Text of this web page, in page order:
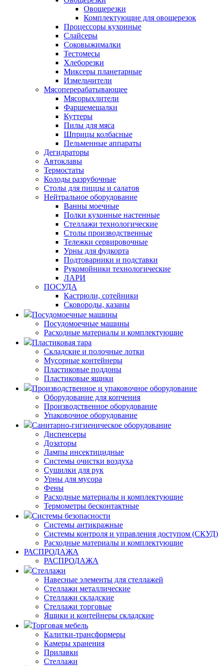
Овощерезки
Комплектующие для овощерезок
Процессоры кухонные
Слайсеры
Соковыжималки
Тестомесы
Хлеборезки
Миксеры планетарные
Измельчители
Мясоперерабатывающее
Мясорыхлители
Фаршемешалки
Куттеры
Пилы для мяса
Шприцы колбасные
Пельменные аппараты
Дегидраторы
Автоклавы
Термостаты
Колоды разрубочные
Столы для пиццы и салатов
Нейтральное оборудование
Ванны моечные
Полки кухонные настенные
Стеллажи технологические
Столы производственные
Тележки сервировочные
Урны для фудкорта
Подтоварники и подставки
Рукомойники технологические
ЛАРИ
ПОСУДА
Кастрюли, сотейники
Сковороды, казаны
Посудомоечные машины
Посудомоечные машины
Расходные материалы и комплектующие
Пластиковая тара
Складские и полочные лотки
Мусорные контейнеры
Пластиковые поддоны
Пластиковые ящики
Производственное и упаковочное оборудование
Оборудование для копчения
Производственное оборудование
Упаковочное оборудование
Санитарно-гигиеническое оборудование
Диспенсеры
Дозаторы
Лампы инсектицидные
Системы очистки воздуха
Сушилки для рук
Урны для мусора
Фены
Расходные материалы и комплектующие
Термометры бесконтактные
Системы безопасности
Системы антикражные
Системы контроля и управления доступом (СКУД)
Расходные материалы и комплектующие
РАСПРОДАЖА
РАСПРОДАЖА
Стеллажи
Навесные элементы для стеллажей
Стеллажи металлические
Стеллажи складские
Стеллажи торговые
Ящики и контейнеры складские
Торговая мебель
Калитки-трансформеры
Камеры хранения
Прилавки
Стеллажи